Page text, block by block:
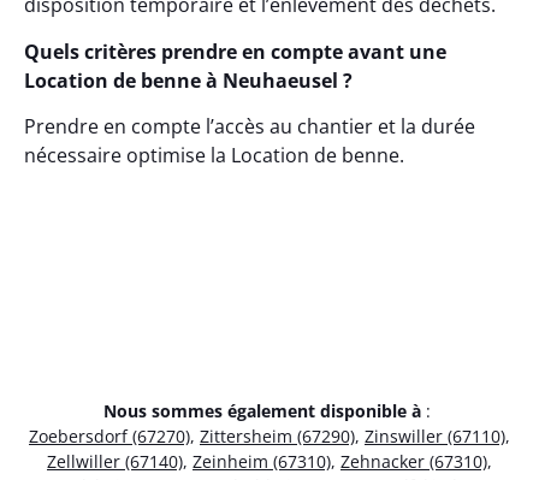
disposition temporaire et l’enlèvement des déchets.
Quels critères prendre en compte avant une
Location de benne à Neuhaeusel ?
Prendre en compte l’accès au chantier et la durée
nécessaire optimise la Location de benne.
Nous sommes également disponible à :
Zoebersdorf (67270), Zittersheim (67290), Zinswiller (67110),
Zellwiller (67140), Zeinheim (67310), Zehnacker (67310),